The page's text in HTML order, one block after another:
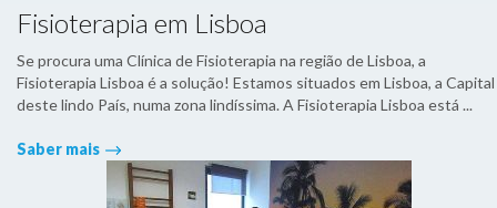
Fisioterapia em Lisboa
Se procura uma Clínica de Fisioterapia na região de Lisboa, a
Fisioterapia Lisboa é a solução! Estamos situados em Lisboa, a Capital
deste lindo País, numa zona lindíssima. A Fisioterapia Lisboa está ...
Saber mais